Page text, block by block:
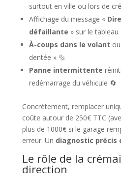
surtout en ville ou lors de
Affichage du message «
défaillante » sur le
À-coups dans le volant
dentée » 🔩
Panne intermittente
redémarrage du véhicule 🔄
Concrètement, remplacer
coûte autour de 250€ TTC
plus de 1000€ si le garage
erreur. Un diagnostic précis
Le rôle de la
direction